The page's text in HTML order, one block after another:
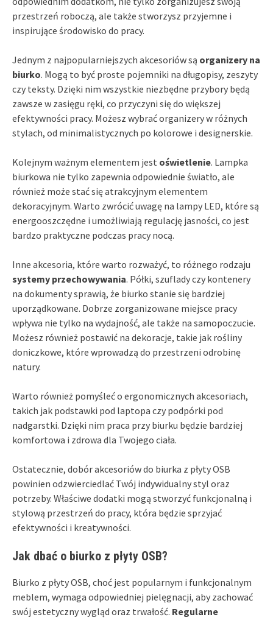
przestrzeń roboczą, ale także stworzysz przyjemne i
inspirujące środowisko do pracy.
Jednym z najpopularniejszych akcesoriów są organizery na
biurko. Mogą to być proste pojemniki na długopisy, zeszyty
czy teksty. Dzięki nim wszystkie niezbędne przybory będą
zawsze w zasięgu ręki, co przyczyni się do większej
efektywności pracy. Możesz wybrać organizery w różnych
stylach, od minimalistycznych po kolorowe i designerskie.
Kolejnym ważnym elementem jest oświetlenie. Lampka
biurkowa nie tylko zapewnia odpowiednie światło, ale
również może stać się atrakcyjnym elementem
dekoracyjnym. Warto zwrócić uwagę na lampy LED, które są
energooszczędne i umożliwiają regulację jasności, co jest
bardzo praktyczne podczas pracy nocą.
Inne akcesoria, które warto rozważyć, to różnego rodzaju
systemy przechowywania. Półki, szuflady czy kontenery
na dokumenty sprawią, że biurko stanie się bardziej
uporządkowane. Dobrze zorganizowane miejsce pracy
wpływa nie tylko na wydajność, ale także na samopoczucie.
Możesz również postawić na dekoracje, takie jak rośliny
doniczkowe, które wprowadzą do przestrzeni odrobinę
natury.
Warto również pomyśleć o ergonomicznych akcesoriach,
takich jak podstawki pod laptopa czy podpórki pod
nadgarstki. Dzięki nim praca przy biurku będzie bardziej
komfortowa i zdrowa dla Twojego ciała.
Ostatecznie, dobór akcesoriów do biurka z płyty OSB
powinien odzwierciedlać Twój indywidualny styl oraz
potrzeby. Właściwe dodatki mogą stworzyć funkcjonalną i
stylową przestrzeń do pracy, która będzie sprzyjać
efektywności i kreatywności.
Jak dbać o biurko z płyty OSB?
Biurko z płyty OSB, choć jest popularnym i funkcjonalnym
meblem, wymaga odpowiedniej pielęgnacji, aby zachować
swój estetyczny wygląd oraz trwałość. Regularne